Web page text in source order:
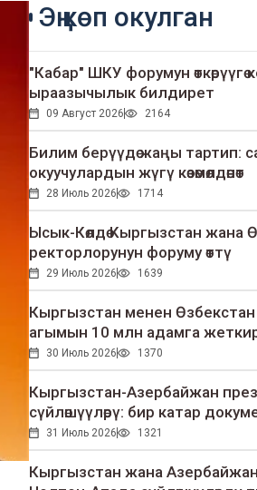
Эң көп окулган
"Кабар" ШКУ форумун өткөрүүгө
ыраазычылык билдирет
09 Август 2026 2164
Билим берүүдө жаңы тартип:
окуучулардын жүгү көзөмөлдөнөт
28 Июль 2026 1714
Ысык-Көлдө Кыргызстан
ректорлорунун форуму өттү
29 Июль 2026 1639
Кыргызстан менен
агымын 10 млн адамга
30 Июль 2026 1370
Кыргызстан-Азербайжан
сүйлөшүүлөрү: бир катар
31 Июль 2026 1321
Кыргызстан жана